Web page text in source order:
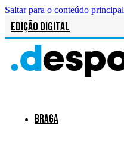
Saltar para o conteúdo principal
Edição Digital
Braga